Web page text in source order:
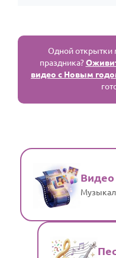
Одной открытки
праздника?
видео с Новым
Видео